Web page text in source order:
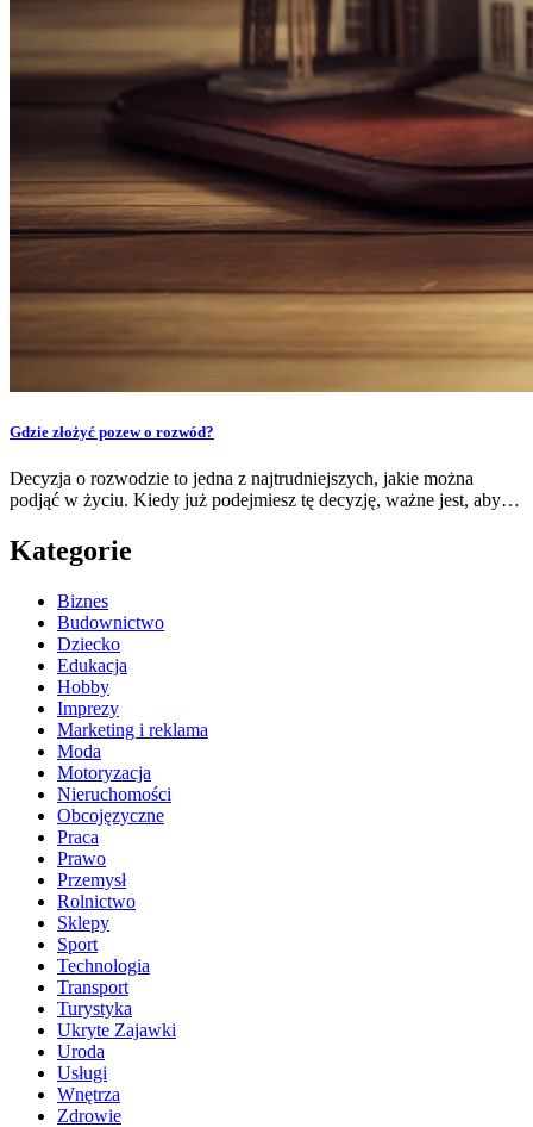
Gdzie złożyć pozew o rozwód?
Decyzja o rozwodzie to jedna z najtrudniejszych, jakie można
podjąć w życiu. Kiedy już podejmiesz tę decyzję, ważne jest, aby…
Kategorie
Biznes
Budownictwo
Dziecko
Edukacja
Hobby
Imprezy
Marketing i reklama
Moda
Motoryzacja
Nieruchomości
Obcojęzyczne
Praca
Prawo
Przemysł
Rolnictwo
Sklepy
Sport
Technologia
Transport
Turystyka
Ukryte Zajawki
Uroda
Usługi
Wnętrza
Zdrowie